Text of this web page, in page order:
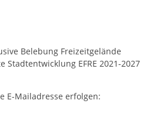
Belebung Freizeitgelände
Stadtentwicklung EFRE 2021-2027
E-Mailadresse erfolgen: